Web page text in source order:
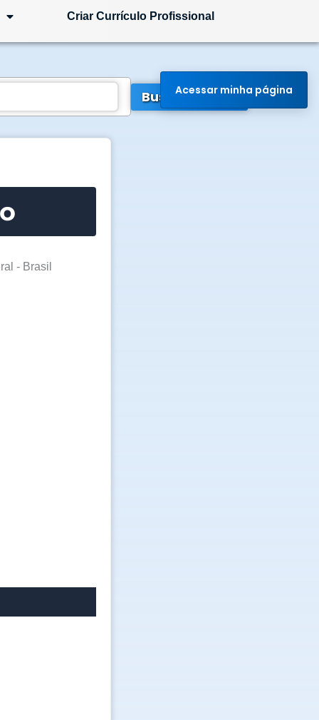
Criar Currículo Profissional
Buscar Vagas
- Brasil
Acessar minha página